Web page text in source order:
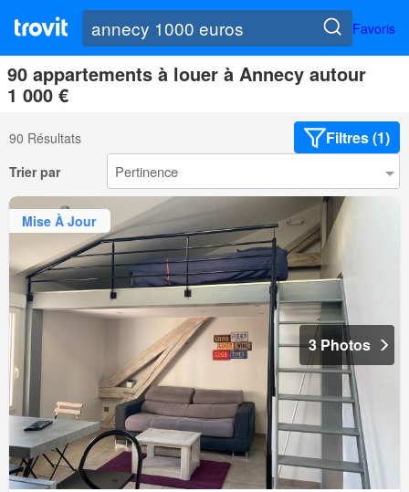
Favoris
90 appartements à louer à Annecy autour
1 000 €
90 Résultats Filtres (1)
Trier par
Mise À Jour
3 Photos